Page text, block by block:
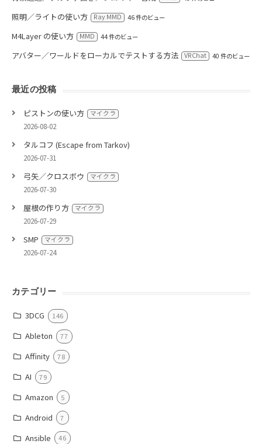
照明／ライトの使い方 Ray MMD 46 件のビュー
M4Layer の使い方 MMD 44 件のビュー
アバター／ワールドをローカルでテストする方法 VRChat 40 件のビュー
最近の投稿
ピストンの使い方 マイクラ
2026-08-02
タルコフ (Escape from Tarkov)
2026-07-31
弓矢／クロスボウ マイクラ
2026-07-30
屋根の作り方 マイクラ
2026-07-29
SMP マイクラ
2026-07-24
カテゴリー
3DCG 146
Ableton 77
Affinity 78
AI 79
Amazon 5
Android 7
Ansible 46